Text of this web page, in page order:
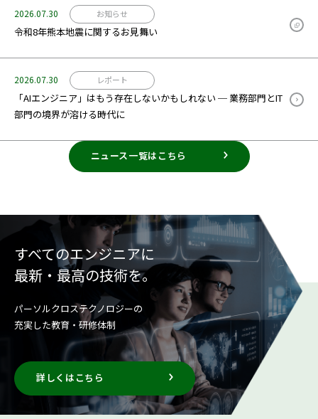
ニュース一覧はこちら
2026.07.30 お知らせ
令和8年熊本地震に関するお見舞い
2026.07.30 レポート
「AIエンジニア」はもう存在しないかもしれない ─ 業務部門とIT
部門の境界が溶ける時代に
すべてのエンジニアに
最新・最高の技術を。
パーソルクロステクノロジーの
充実した教育・研修体制
詳しくはこちら